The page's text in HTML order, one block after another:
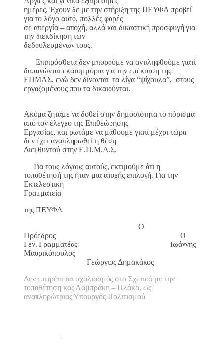
ημέρες. Έχουν δε με την στήριξη της ΠΕΥΦΑ προβεί
για το λόγο αυτό, πολλές φορές
σε απεργία – αποχή, αλλά και δικαστική προσφυγή για
την διεκδίκηση των
δεδουλευμένων τους.
Επιπρόσθετα δεν μπορούμε να αντιληφθούμε γιατί
δαπανώνται εκατομμύρια για την επέκταση της
ΕΠΜΑΣ, ενώ δεν δίνονται τα λίγα “ψίχουλα”, στους
εργαζομένους που τα δικαιούνται.
Ακόμα ζητάμε να δοθεί στην δημοσιότητα το πόρισμα
από τον έλεγχο της Επιθεώρησης
Εργασίας, και ρωτάμε να μάθουμε γιατί μέχρι τώρα
δεν έχει αναπληρωθεί η θέση
Διευθυντού στην Ε.Π.Μ.Α.Σ.
Για τους λόγους αυτούς, εκτιμούμε ότι η
τοποθέτησή της ήταν μια ατυχής επιλογή. Για την
Εκτελεστική
Γραμματεία
της ΠΕΥΦΑ
Ο
Πρόεδρος Ο
Γεν. Γραμματέας Ιωάννης
Μαυρικόπουλος
Γεώργιος Δημακάκος
Δεν επιτρέπεται σχολιασμός στο Σχετικά με την
τοποθέτηση κας Λαμπράκη – Πλάκα, ως
αναπληρώτριας Υπουργός Πολιτισμού